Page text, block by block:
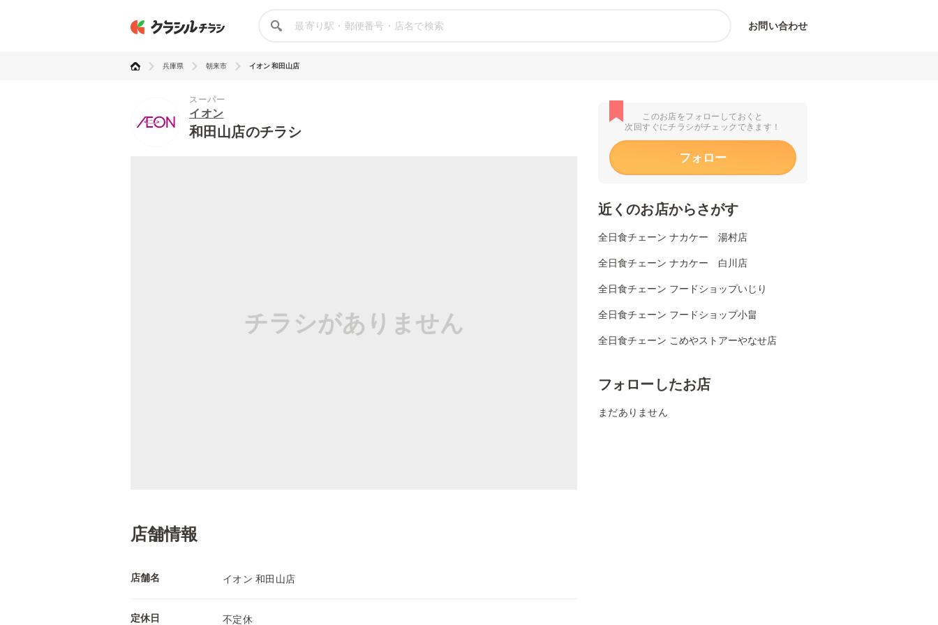
お問い合わせ
兵庫県 朝来市 イオン 和田山店
スーパー
イオン
和田山店のチラシ
チラシがありません
店舗情報
店舗名 イオン 和田山店
定休日 不定休
このお店をフォローしておくと
次回すぐにチラシがチェックできます！
フォロー
近くのお店からさがす
全日食チェーン ナカケー 湯村店
全日食チェーン ナカケー 白川店
全日食チェーン フードショップいじり
全日食チェーン フードショップ小畠
全日食チェーン こめやストアーやなせ店
フォローしたお店
まだありません